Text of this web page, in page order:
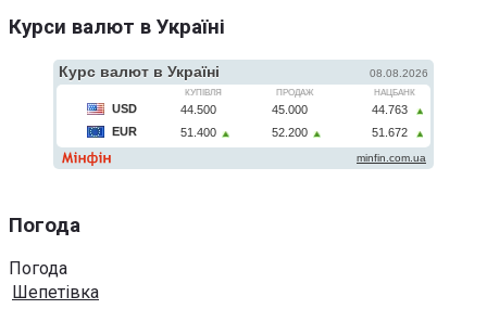
Курси валют в Україні
Погода
Погода
Шепетівка